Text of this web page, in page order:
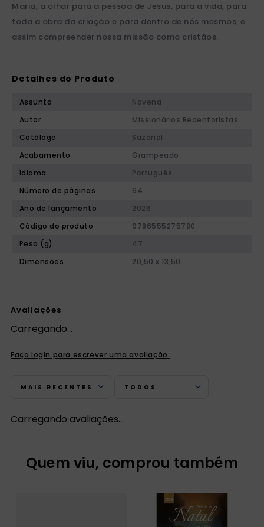
Maria, a olhar para a pessoa de Jesus, para a vida, para
toda a obra da criação e para dentro de nós mesmos, e
assim compreender nossa missão como cristãos.
Detalhes do Produto
Assunto
Novena
Autor
Missionários Redentoristas
Catálogo
Sazonal
Acabamento
Grampeado
Idioma
Português
Número de páginas
64
Ano de lançamento
2026
Código do produto
9786555275780
Peso (g)
47
Dimensões
20,50 x 13,50
Avaliações
Carregando…
Faça login para escrever uma avaliação.
MAIS RECENTES TODOS
Carregando avaliações…
Quem viu, comprou também